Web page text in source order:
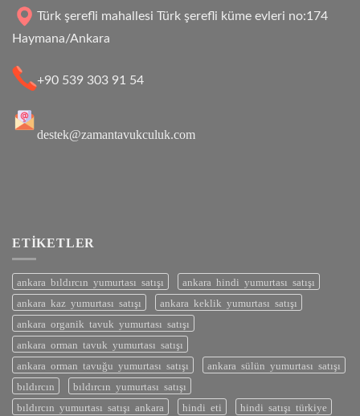
Türk şerefli mahallesi Türk şerefli küme evleri no:174
Haymana/Ankara
+90 539 303 91 54
destek@zamantavukculuk.com
ETIKETLER
ankara bıldırcın yumurtası satışı
ankara hindi yumurtası satışı
ankara kaz yumurtası satışı
ankara keklik yumurtası satışı
ankara organik tavuk yumurtası satışı
ankara orman tavuk yumurtası satışı
ankara orman tavuğu yumurtası satışı
ankara sülün yumurtası satışı
bıldırcın
bıldırcın yumurtası satışı
bıldırcın yumurtası satışı ankara
hindi eti
hindi satışı türkiye